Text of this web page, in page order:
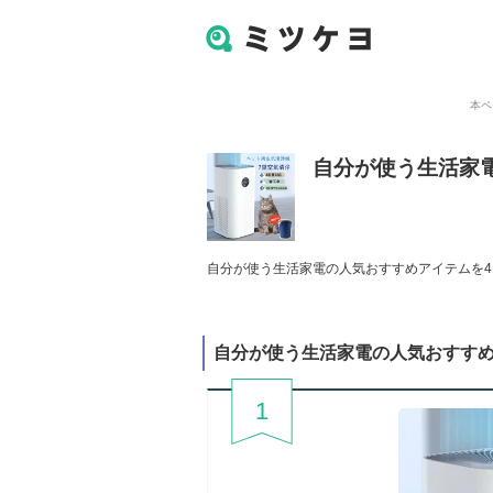
本
自分が使う生活家
自分が使う生活家電の人気おすすめアイテム
自分が使う生活家電の人気おすす
1